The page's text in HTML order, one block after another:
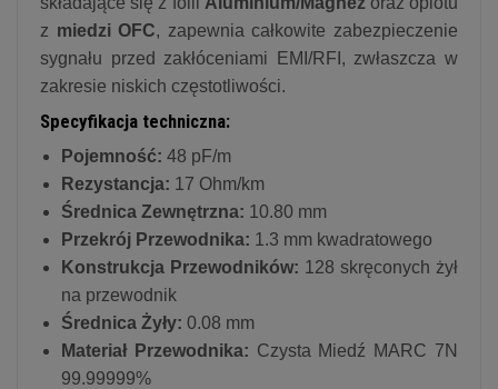
z miedzi OFC, zapewnia całkowite zabezpieczenie
sygnału przed zakłóceniami EMI/RFI, zwłaszcza w
zakresie niskich częstotliwości.
Specyfikacja techniczna:
Pojemność: 48 pF/m
Rezystancja: 17 Ohm/km
Średnica Zewnętrzna: 10.80 mm
Przekrój Przewodnika: 1.3 mm kwadratowego
Konstrukcja Przewodników: 128 skręconych żył
na przewodnik
Średnica Żyły: 0.08 mm
Materiał Przewodnika: Czysta Miedź MARC 7N
99.99999%